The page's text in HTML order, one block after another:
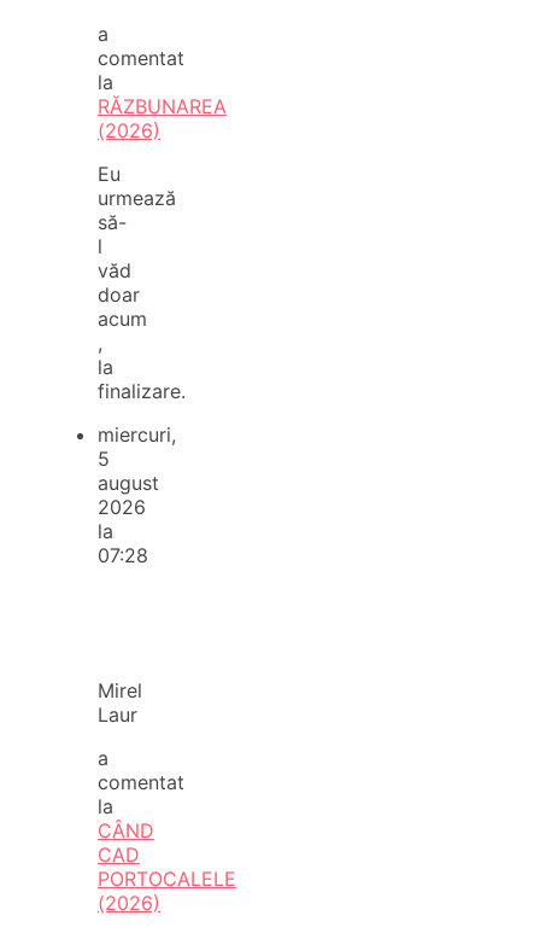
a
comentat
la
RĂZBUNAREA
(2026)
Eu
urmează
să-
l
văd
doar
acum
,
la
finalizare.
miercuri,
5
august
2026
la
07:28
Mirel
Laur
a
comentat
la
CÂND
CAD
PORTOCALELE
(2026)